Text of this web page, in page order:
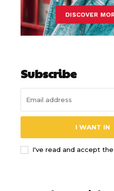
Subscribe
I WANT IN
I've read and accept the